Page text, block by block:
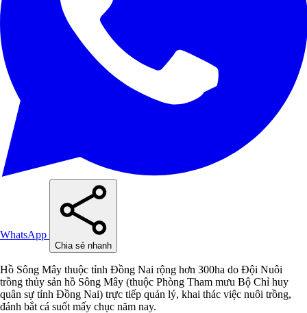
WhatsApp
Chia sẻ nhanh
Hồ Sông Mây thuộc tỉnh Đồng Nai rộng hơn 300ha do Đội Nuôi
trồng thủy sản hồ Sông Mây (thuộc Phòng Tham mưu Bộ Chỉ huy
quân sự tỉnh Đồng Nai) trực tiếp quản lý, khai thác việc nuôi trồng,
đánh bắt cá suốt mấy chục năm nay.